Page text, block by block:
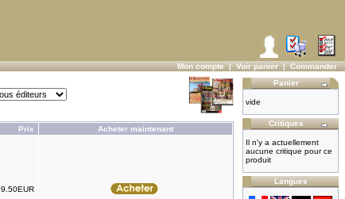
Mon compte|Voir panier|Commander
Prix Acheter maintenant
9.50EUR
Panier
vide
Critiques
Il n'y a actuellement
aucune critique pour ce
produit
Langues